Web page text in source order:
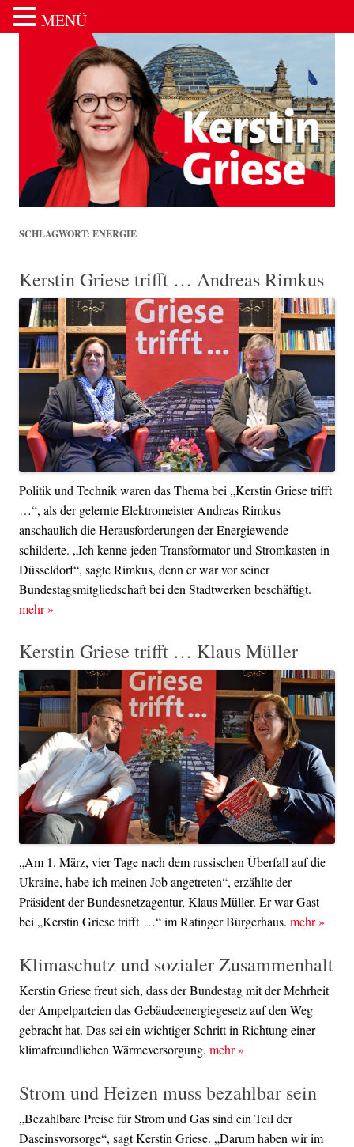
Zum Inhalt springen
SCHLAGWORT: ENERGIE
Kerstin Griese trifft … Andreas Rimkus
Politik und Technik waren das Thema bei „Kerstin Griese trifft
…“, als der gelernte Elektromeister Andreas Rimkus
anschaulich die Herausforderungen der Energiewende
schilderte. „Ich kenne jeden Transformator und Stromkasten in
Düsseldorf“, sagte Rimkus, denn er war vor seiner
Bundestagsmitgliedschaft bei den Stadtwerken beschäftigt.
mehr»
Kerstin Griese trifft … Klaus Müller
„Am 1. März, vier Tage nach dem russischen Überfall auf die
Ukraine, habe ich meinen Job angetreten“, erzählte der
Präsident der Bundesnetzagentur, Klaus Müller. Er war Gast
bei „Kerstin Griese trifft …“ im Ratinger Bürgerhaus. mehr»
Klimaschutz und sozialer Zusammenhalt
Kerstin Griese freut sich, dass der Bundestag mit der Mehrheit
der Ampelparteien das Gebäudeenergiegesetz auf den Weg
gebracht hat. Das sei ein wichtiger Schritt in Richtung einer
klimafreundlichen Wärmeversorgung. mehr»
Strom und Heizen muss bezahlbar sein
„Bezahlbare Preise für Strom und Gas sind ein Teil der
Daseinsvorsorge“, sagt Kerstin Griese. „Darum haben wir im
MENÜ